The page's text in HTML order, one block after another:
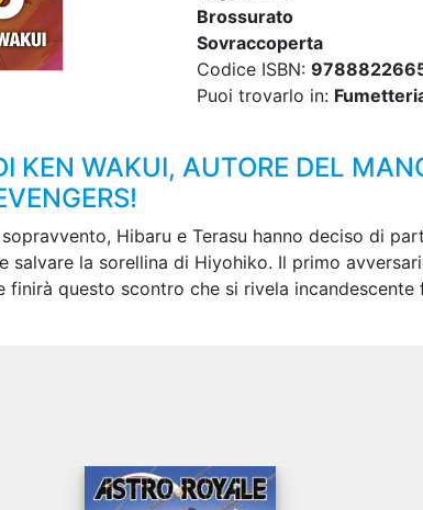
Brossurato
Sovraccoperta
Codice ISBN:
Puoi trovarlo in:
KEN WAKUI, AUTORE DEL
Hibaru e Terasu hanno deciso di
e salvare la sorellina di Hiyohiko. Il primo
questo scontro che si rivela incandescente